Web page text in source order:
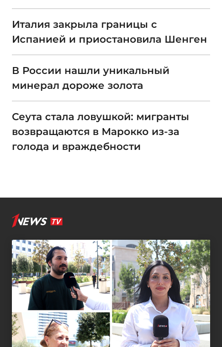
Италия закрыла границы с
Испанией и приостановила Шенген
В России нашли уникальный
минерал дороже золота
Сеута стала ловушкой: мигранты
возвращаются в Марокко из-за
голода и враждебности